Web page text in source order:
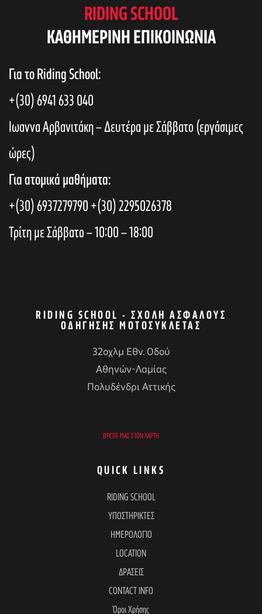
RIDING SCHOOL
KAΘΗΜΕΡΙΝΗ ΕΠΙΚΟΙΝΩΝΙΑ
Για το Riding School:
+(30) 6941 633 040
Ιωαννα Αρβανιτάκη – Δευτέρα με Σάββατο (εργάσιμες
ώρες)
Για ατομικά μαθήματα:
+(30) 6937279790+(30) 2295026378
Τρίτη με Σάββατο – 10:00 – 18:00
RIDING SCHOOL - ΣΧΟΛΉ ΑΣΦΑΛΟΎΣ
ΟΔΉΓΗΣΗΣ ΜΟΤΟΣΥΚΛΈΤΑΣ
32οχλμ Εθν. Οδού
Αθηνών-Λαμίας
Πολυδένδρι Αττικής
ΒΡΕΊΤΕ ΜΑΣ ΣΤΟΝ ΧΆΡΤΗ
QUICK LINKS
RIDING SCHOOL
ΥΠΟΣΤΗΡΙΚΤΕΣ
ΗΜΕΡΟΛΟΓΙΟ
LOCATION
ΔΡΑΣΕΙΣ
CONTACT INFO
Όροι Χρήσης